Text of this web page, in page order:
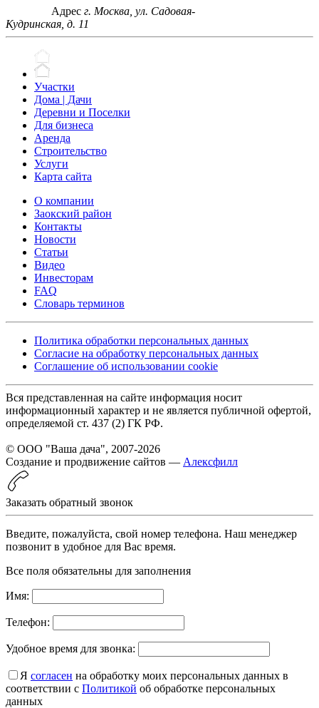
Адрес г. Москва, ул. Садовая-
Кудринская, д. 11
Участки
Дома | Дачи
Деревни и Поселки
Для бизнеса
Аренда
Строительство
Услуги
Карта сайта
О компании
Заокский район
Контакты
Новости
Статьи
Видео
Инвесторам
FAQ
Словарь терминов
Политика обработки персональных данных
Согласие на обработку персональных данных
Соглашение об использовании cookie
Вся представленная на сайте информация носит
информационный характер и не является публичной офертой,
определяемой ст. 437 (2) ГК РФ.
© ООО "Ваша дача", 2007-2026
Создание и продвижение сайтов — Алексфилл
Заказать обратный звонок
Введите, пожалуйста, свой номер телефона. Наш менеджер
позвонит в удобное для Вас время.
Все поля обязательны для заполнения
Имя:
Телефон:
Удобное время для звонка:
Я согласен на обработку моих персональных данных в
соответствии с Политикой об обработке персональных
данных